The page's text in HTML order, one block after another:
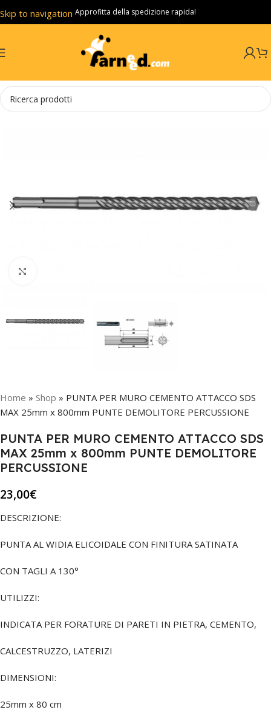
Skip to navigation
Skip to main content
Approfitta della spedizione rapida!
Home » Shop » PUNTA PER MURO CEMENTO ATTACCO SDS
MAX 25mm x 800mm PUNTE DEMOLITORE PERCUSSIONE
PUNTA PER MURO CEMENTO ATTACCO SDS
MAX 25mm x 800mm PUNTE DEMOLITORE
PERCUSSIONE
23,00€
DESCRIZIONE:
PUNTA AL WIDIA ELICOIDALE CON FINITURA SATINATA
CON TAGLI A 130°
UTILIZZI:
INDICATA PER FORATURE DI PARETI IN PIETRA, CEMENTO,
CALCESTRUZZO, LATERIZI
DIMENSIONI:
25mm x 80 cm